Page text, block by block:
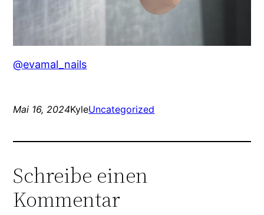
@evamal_nails
Mai 16, 2024KyleUncategorized
Schreibe einen
Kommentar